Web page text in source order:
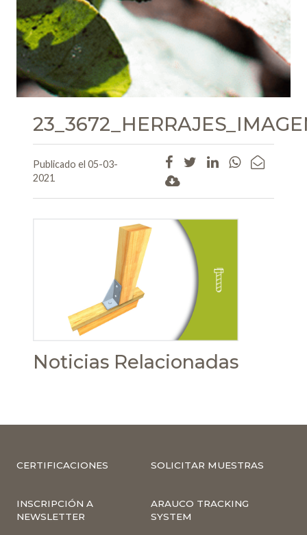
Publicado el 05-03-
2021
Noticias Relacionadas
CERTIFICACIONES SOLICITAR MUESTRAS
INSCRIPCIÓN A
NEWSLETTER
ARAUCO TRACKING
SYSTEM